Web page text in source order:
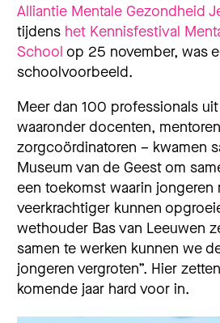
Alliantie Mentale Gezondheid
tijdens het Kennisfestival
School op 25 november, was
schoolvoorbeeld.
Meer dan 100 professionals
waaronder docenten,
zorgcoördinatoren – kwamen
Museum van de Geest om
een toekomst waarin jongeren
veerkrachtiger kunnen
wethouder Bas van Leeuwen
samen te werken kunnen we
jongeren vergroten”. Hier
komende jaar hard voor in.